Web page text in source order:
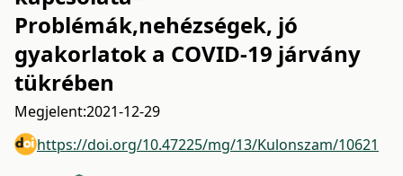
Problémák,nehézségek, jó
gyakorlatok a COVID-19 járvány
tükrében
Megjelent:2021-12-29
https://doi.org/10.47225/mg/13/Kulonszam/10621